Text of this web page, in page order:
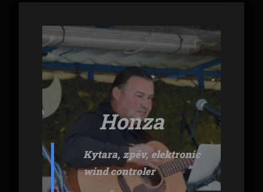
Honza
Kytara, zpěv, elektronic
wind controler